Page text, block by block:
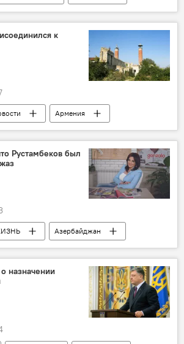
Хамзат Гастамиров
криминальный авторитет
к
Армения
МГ ОБСЕ
"Платформа для мира между Арменией и Азербайджаном"
Рустамбеков был
Азербайджан
Эфендиева
мугам
музыканты
джазовый фестиваль
назначении